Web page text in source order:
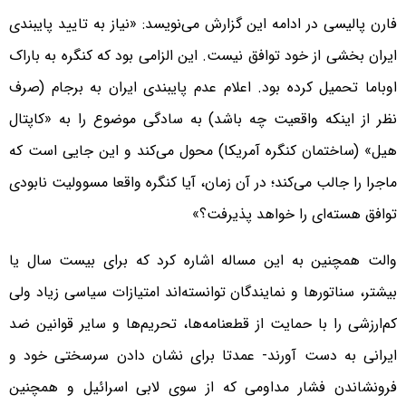
فارن پالیسی در ادامه این گزارش می‌نویسد: «نیاز به تایید پایبندی
ایران بخشی از خود توافق نیست. این الزامی بود که کنگره به باراک
اوباما تحمیل کرده بود. اعلام عدم پایبندی ایران به برجام (صرف
نظر از اینکه واقعیت چه باشد) به سادگی موضوع را به «کاپتال
هیل» (ساختمان کنگره آمریکا) محول می‌کند و این جایی است که
ماجرا را جالب می‌کند؛ در آن زمان، آیا کنگره واقعا مسوولیت نابودی
توافق هسته‌ای را خواهد پذیرفت؟»
والت همچنین به این مساله اشاره کرد که برای بیست سال یا
بیشتر، سناتورها و نمایندگان توانسته‌اند امتیازات سیاسی زیاد ولی
کم‌ارزشی را با حمایت از قطعنامه‌ها، تحریم‌ها و سایر قوانین ضد
ایرانی به دست آورند- عمدتا برای نشان دادن سرسختی خود و
فرونشاندن فشار مداومی که از سوی لابی اسرائیل و همچنین